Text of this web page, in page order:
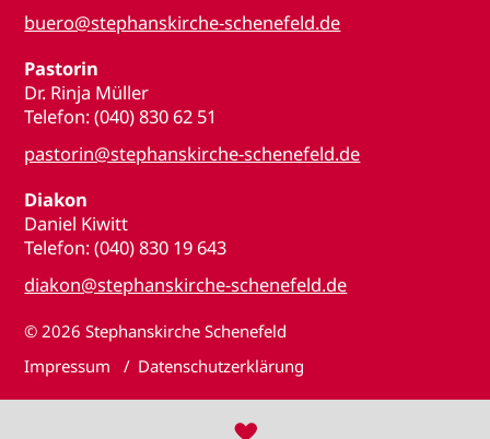
buero@stephanskirche-schenefeld.de
Pastorin
Dr. Rinja Müller
Telefon: (040) 830 62 51
pastorin@stephanskirche-schenefeld.de
Diakon
Daniel Kiwitt
Telefon: (040) 830 19 643
diakon@stephanskirche-schenefeld.de
© 2026 Stephanskirche Schenefeld
Impressum
Datenschutzerklärung